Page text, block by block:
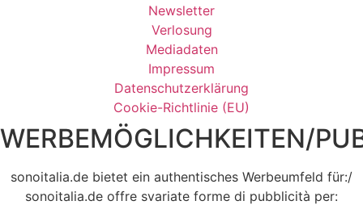
Newsletter
Verlosung
Mediadaten
Impressum
Datenschutzerklärung
Cookie-Richtlinie (EU)
WERBEMÖGLICHKEITEN/
sonoitalia.de bietet ein authentisches Werbeumfeld für:/
sonoitalia.de offre svariate forme di pubblicità per: